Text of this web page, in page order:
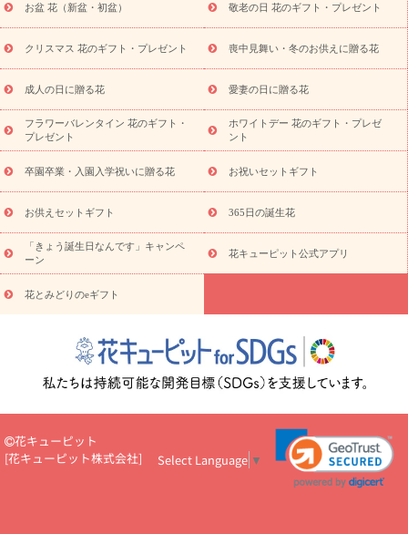
お供え プリザーブドフラワー
ペットのお供えフラワー
お盆（新
盆・初盆）
その他 お祝い返し お見舞い
お取り寄せギフト
ビジネス用
ご自宅用 観葉植物 ミディ胡蝶蘭
プリザーブ
ドフラワー
スタイルから探す アレンジメント 花束
スタ
ンド花
お祝い お供え・お悔やみ 胡蝶蘭 胡蝶蘭・花鉢
ディ胡蝶蘭・お祝い
ミディ胡蝶蘭・お供え
世界初の青色胡蝶蘭
観葉植物
観葉植物 産直多肉植物
プリザーブドフラワー
お祝い
お供え・お悔やみ 花とセットギフト
セミオーダー
プチギフト（hanamore -ハナモア-）
花とみどりのeギフト
キューピットのeGfit
カラー ピンク イエローオレンジ
レッ
ド
お花の種類 トルコキキョウ
お祝い お祝い・3000円～ お祝い・4000円～
お祝い・
5000円～
お祝い・7000円～ お祝い・ 10000円～
お供え・お
悔やみ
円～
お供え・お悔やみ・
いのマナー
定年退職祝いのマナー
お祝いを贈るときのマナー・
花キューピットのお祝いコラム一覧
誕生日のお花を「色
彩心理学」で選ぶ方法
結婚祝いの予算相場
出産祝いお役立ち情
ール
新築引っ越し祝いコラム お祝い花のマナー総まとめ
職
場上司や先輩へ贈るお祝い花の正解は？
開店祝いの花 選び方ガイ
お盆 花（新盆・初盆） 敬老の日 花のギフト・プレゼント
クリスマス 花のギフト・プレゼント 喪中見舞い・冬のお供えに贈る花
成人の日に贈る花 愛妻の日に贈る花
フラワーバレンタイン 花のギフト・
プレゼント
ホワイトデー 花のギフト・プレゼ
ント
卒園卒業・入園入学祝いに贈る花 お祝いセットギフト
お供えセットギフト 365日の誕生花
「きょう誕生日なんです」キャンペ
ーン
花キューピット公式アプリ
花とみどりのeギフト
花キューピット
[花キューピット株式会社] Select Language ▼